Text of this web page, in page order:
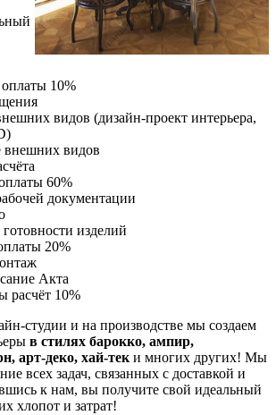
10%
видов (дизайн-проект интерьера,
внешних видов
60%
документации
изделий
20%
Акта
расчёт 10%
студии и на производстве мы создаем
в стилях барокко, ампир,
арт-деко, хай-теки многих других! Мы
всех задач, связанных с доставкой и
к нам, вы получите свой идеальный
хлопот и затрат!